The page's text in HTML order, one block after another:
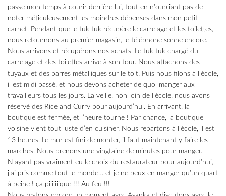
passe mon temps à courir derrière lui, tout en n’oubliant pas de
noter méticuleusement les moindres dépenses dans mon petit
carnet. Pendant que le tuk tuk récupère le carrelage et les toilettes,
nous retournons au premier magasin, le téléphone sonne encore.
Nous arrivons et récupérons nos achats. Le tuk tuk chargé du
carrelage et des toilettes arrive à son tour. Nous attachons des
tuyaux et des barres métalliques sur le toit. Puis nous filons à l’école,
il est midi passé, et nous devons acheter de quoi manger aux
travailleurs tous les jours. La veille, non loin de l’école, nous avons
réservé des Rice and Curry pour aujourd’hui. En arrivant, la
boutique est fermée, et l’heure tourne ! Par chance, la boutique
voisine vient tout juste d’en cuisiner. Nous repartons à l’école, il est
13 heures. Le mur est fini de monter, il faut maintenant y faire les
marches. Nous prenons une vingtaine de minutes pour manger.
N’ayant pas vraiment eu le choix du restaurateur pour aujourd’hui,
j’ai pris comme tout le monde… et je ne peux en manger qu’un quart
à peine ! ça piiiiiiique !!! Au feu !!!